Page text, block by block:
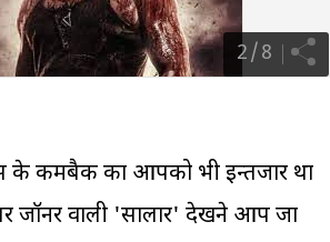
2/ 8
के कमबैक का आपको भी इन्तजार था
जॉनर वाली 'सालार' देखने आप जा